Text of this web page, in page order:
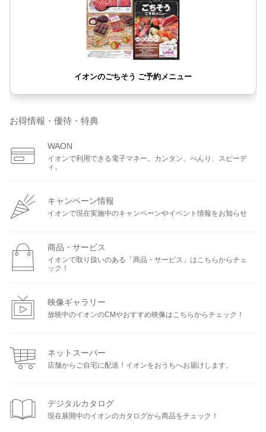
お得情報・優待・特典
WAON
イオンで利用できる電子マネー。カンタン、べんり、スピーデ
ィ。
キャンペーン情報
イオンで現在実施中のキャンペーンやイベント情報をお知らせ
商品・サービス
イオンで取り扱いのある「商品・サービス」はこちらからチェ
ック！
映像ギャラリー
放映中のイオンのCMやおすすめ映像はこちらからチェック！
ネットスーパー
店舗からご自宅に配送！イオンをおうちへお届けします。
デジタルカタログ
現在展開中のイオンのカタログから商品をチェック！